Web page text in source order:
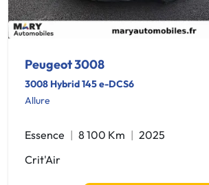
Peugeot 3008
3008 Hybrid 145 e-DCS6
Allure
Essence 8 100 Km
2025
Crit'Air